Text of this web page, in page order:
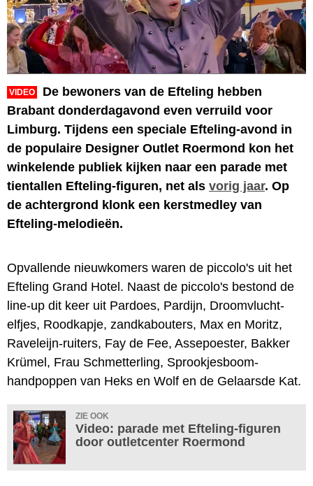
VIDEO
De bewoners van de Efteling hebben
Brabant donderdagavond even verruild voor
Limburg. Tijdens een speciale Efteling-avond in
de populaire Designer Outlet Roermond kon het
winkelende publiek kijken naar een parade met
tientallen Efteling-figuren, net als vorig jaar. Op
de achtergrond klonk een kerstmedley van
Efteling-melodieën.
Opvallende nieuwkomers waren de piccolo's uit het
Efteling Grand Hotel. Naast de piccolo's bestond de
line-up dit keer uit Pardoes, Pardijn, Droomvlucht-
elfjes, Roodkapje, zandkabouters, Max en Moritz,
Raveleijn-ruiters, Fay de Fee, Assepoester, Bakker
Krümel, Frau Schmetterling, Sprookjesboom-
handpoppen van Heks en Wolf en de Gelaarsde Kat.
ZIE OOK
Video: parade met Efteling-figuren
door outletcenter Roermond